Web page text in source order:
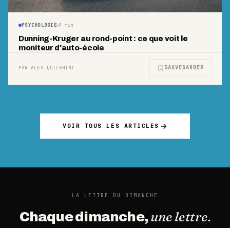
PSYCHOLOGIE 9 min
Dunning-Kruger au rond-point : ce que voit le
moniteur d'auto-école
PAR ALEX QUILGHINI SAUVEGARDER
VOIR TOUS LES ARTICLES
LA LETTRE DU DIMANCHE
Chaque dimanche,une lettre.